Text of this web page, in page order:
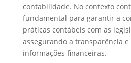
contabilidade. No contexto
fundamental para garantir a
práticas contábeis com as
assegurando a transparência
informações financeiras.